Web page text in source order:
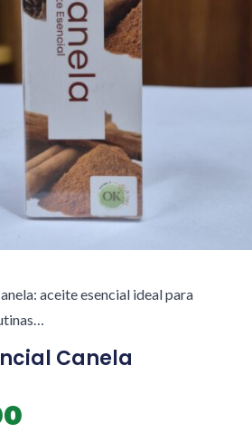
aceite esencial ideal para
Canela